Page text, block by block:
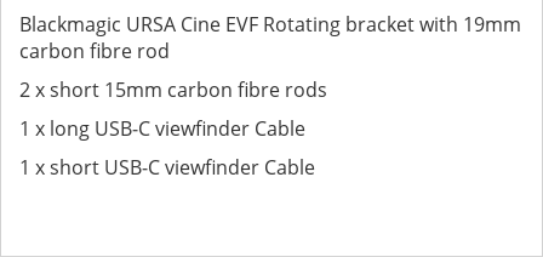
Blackmagic URSA Cine EVF Rotating bracket with 19mm
carbon fibre rod
2 x short 15mm carbon fibre rods
1 x long USB‑C viewfinder Cable
1 x short USB‑C viewfinder Cable